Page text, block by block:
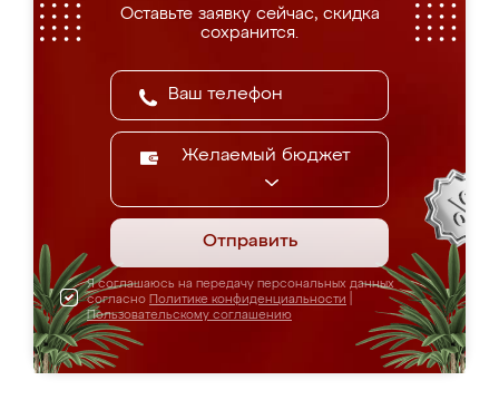
Оставьте заявку сейчас, скидка
сохранится.
Желаемый бюджет
Отправить
Я соглашаюсь на передачу персональных данных
согласно Политике конфиденциальности
Пользовательскому соглашению